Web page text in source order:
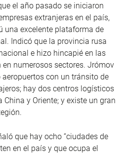
el año pasado se iniciaron
extranjeras en el país,
una excelente plataforma de
Indicó que la provincia rusa
e hizo hincapié en las
numerosos sectores. Jrómov
con un tránsito de
hay dos centros logísticos
China y Oriente; y existe un gran
que hay ocho “ciudades de
en el país y que ocupa el